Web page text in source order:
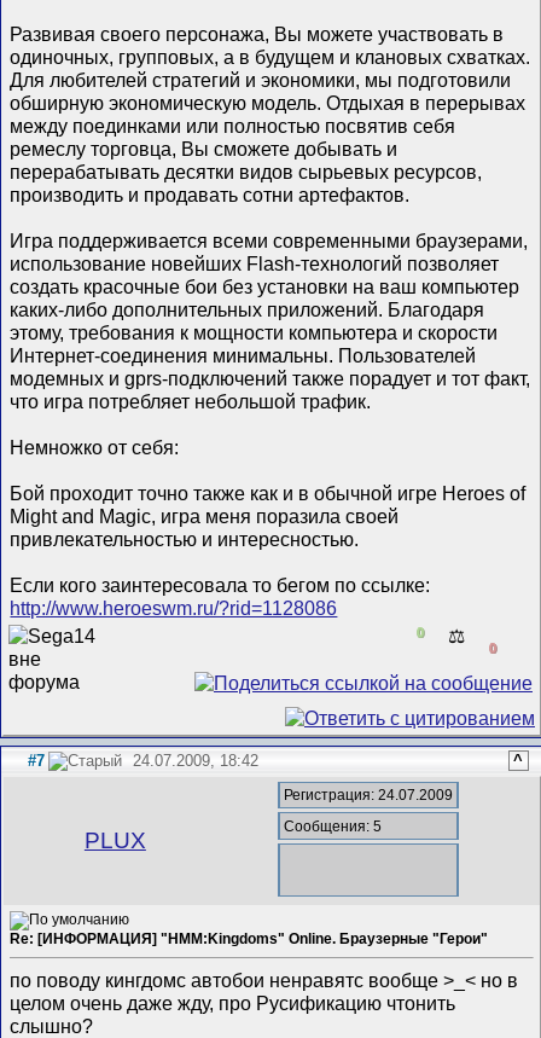
Развивая своего персонажа, Вы можете участвовать в
одиночных, групповых, а в будущем и клановых схватках.
Для любителей стратегий и экономики, мы подготовили
обширную экономическую модель. Отдыхая в перерывах
между поединками или полностью посвятив себя
ремеслу торговца, Вы сможете добывать и
перерабатывать десятки видов сырьевых ресурсов,
производить и продавать сотни артефактов.
Игра поддерживается всеми современными браузерами,
использование новейших Flash-технологий позволяет
создать красочные бои без установки на ваш компьютер
каких-либо дополнительных приложений. Благодаря
этому, требования к мощности компьютера и скорости
Интернет-соединения минимальны. Пользователей
модемных и gprs-подключений также порадует и тот факт,
что игра потребляет небольшой трафик.
Немножко от себя:
Бой проходит точно также как и в обычной игре Heroes of
Might and Magic, игра меня поразила своей
привлекательностью и интересностью.
Если кого заинтересовала то бегом по ссылке:
http://www.heroeswm.ru/?rid=1128086
0 ⚖️
0
#7 24.07.2009, 18:42 ^
PLUX
Регистрация: 24.07.2009
Сообщения: 5
Re: [ИНФОРМАЦИЯ] "HMM:Kingdoms" Online. Браузерные "Герои"
по поводу кингдомс автобои ненравятс вообще >_< но в
целом очень даже жду, про Русификацию чтонить
слышно?